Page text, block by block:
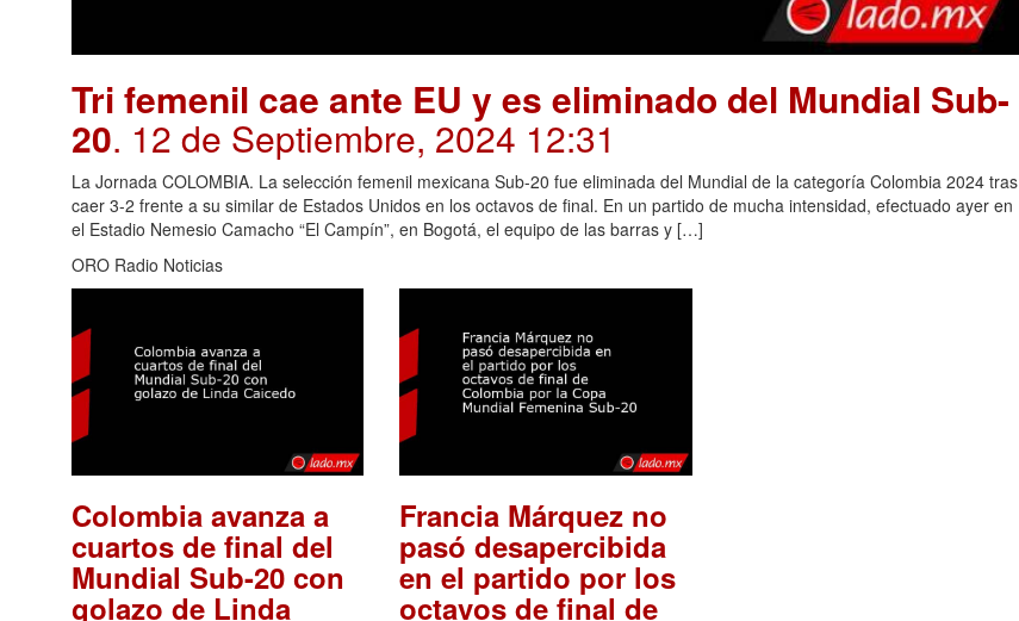
Tri femenil cae ante EU y es eliminado del Mundial Sub-
20. 12 de Septiembre, 2024 12:31
La Jornada COLOMBIA. La selección femenil mexicana Sub-20 fue eliminada del Mundial de la categoría Colombia 2024 tras
caer 3-2 frente a su similar de Estados Unidos en los octavos de final. En un partido de mucha intensidad, efectuado ayer en
el Estadio Nemesio Camacho “El Campín”, en Bogotá, el equipo de las barras y […]
ORO Radio Noticias
Colombia avanza a
cuartos de final del
Mundial Sub-20 con
golazo de Linda
Francia Márquez no
pasó desapercibida
en el partido por los
octavos de final de